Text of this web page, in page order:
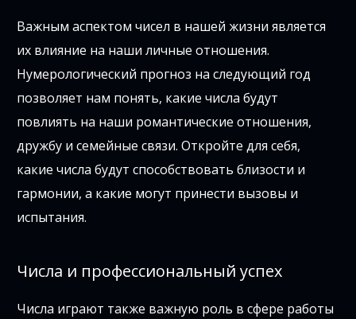
Важным аспектом чисел в нашей жизни является
их влияние на наши личные отношения.
Нумерологический прогноз на следующий год
позволяет нам понять, какие числа будут
повлиять на наши романтические отношения,
дружбу и семейные связи. Откройте для себя,
какие числа будут способствовать близости и
гармонии, а какие могут принести вызовы и
испытания.
Числа и профессиональный успех
Числа играют также важную роль в сфере работы